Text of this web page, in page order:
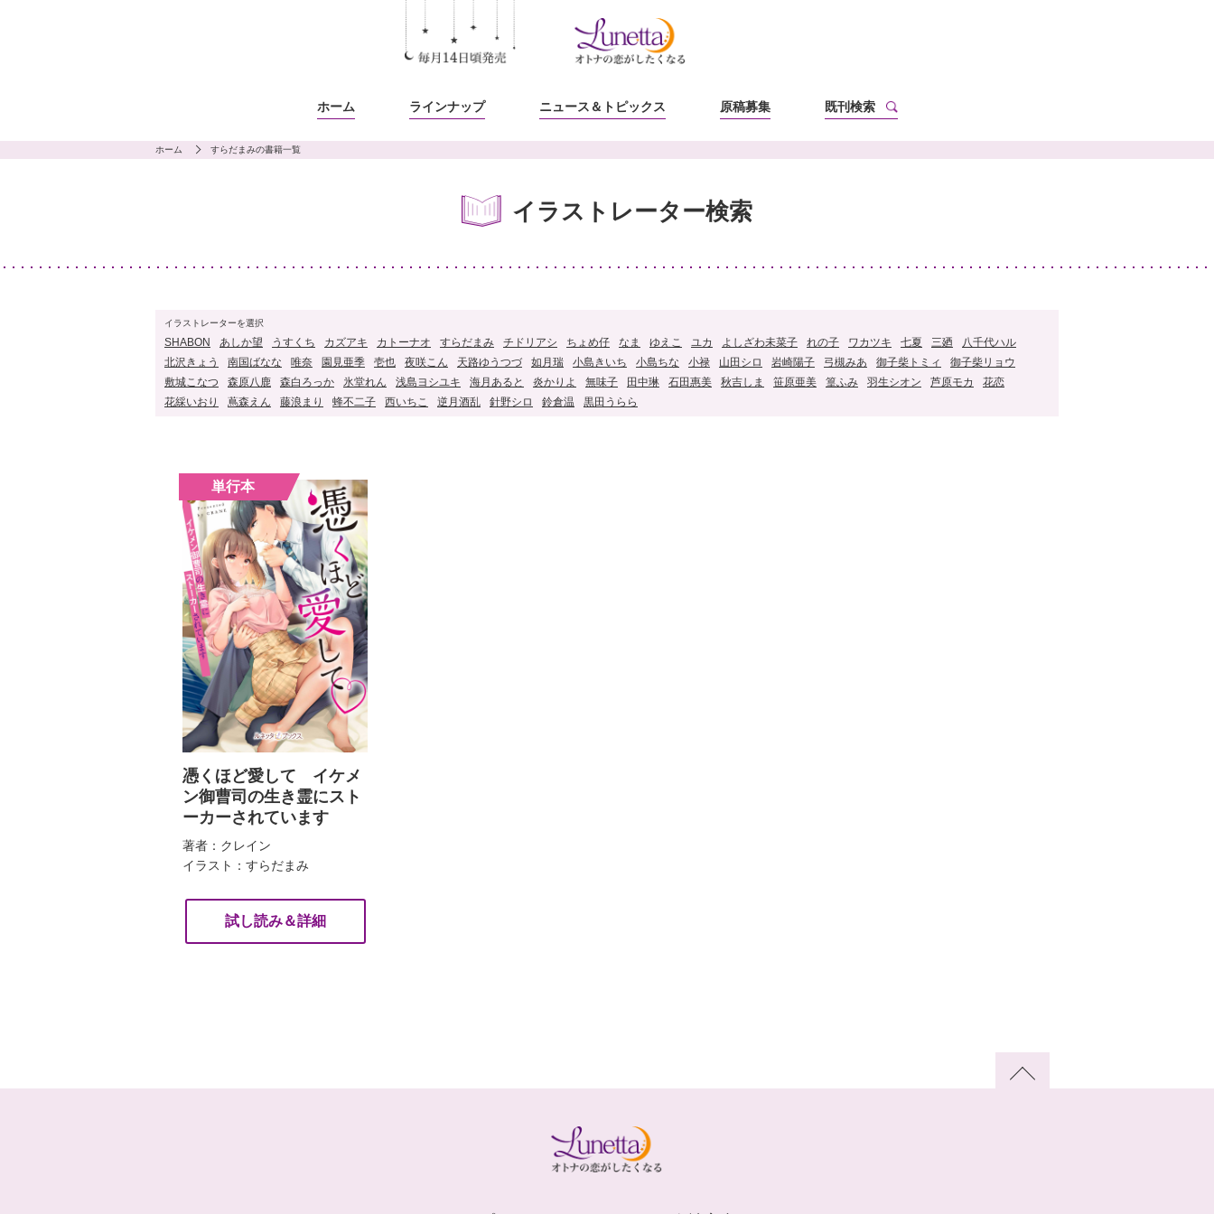
ホーム ラインナップ ニュース ＆トピックス 原稿募集 既刊検索
ホーム すらだまみの書籍一覧
イラストレーター検索
イラストレーターを選択
SHABON あしか望 うすくち カズアキ カトーナオ すらだまみ チドリアシ ちょめ仔 なま ゆえこ ユカ よしざわ未菜子 れの子 ワカツキ 七夏 三廼
八千代ハル
北沢きょう
南国ばなな 唯奈 園見亜季 壱也 夜咲こん 天路ゆうつづ 如月瑞 小島きいち 小島ちな 小禄 山田シロ 岩崎陽子 弓槻みあ 御子柴トミィ
御子柴リョウ
敷城こなつ
森原八鹿 森白ろっか 氷堂れん 浅島ヨシユキ 海月あると 炎かりよ 無味子 田中琳 石田惠美 秋吉しま 笹原亜美 篁ふみ 羽生シオン 芦原モカ
花恋
花綵いおり
蔦森えん 藤浪まり 蜂不二子 西いちこ 逆月酒乱 針野シロ 鈴倉温 黒田うらら
憑くほど愛して イケメ
ン御曹司の生き霊にスト
ーカーされています
著者：クレイン
イラスト：すらだまみ
試し読み＆詳細